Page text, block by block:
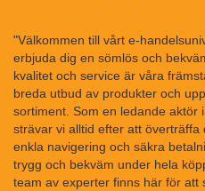
"Välkommen till vårt e-
erbjuda dig en sömlös och
kvalitet och service är våra
breda utbud av produkter och
sortiment. Som en ledande aktör
strävar vi alltid efter att
enkla navigering och säkra
trygg och bekväm under hela
team av experter finns här för att